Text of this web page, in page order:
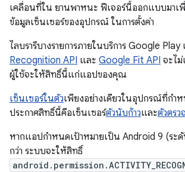
เคลื่อนที่ใน ยานพาหนะ ฟีเจอร์นี้ออกแบบมาเ
ข้อมูลเซ็นเซอร์ของอุปกรณ์ ในการตั้งค่า
ไลบรารีบางรายการภายในบริการ Google Play
Recognition API และ Google Fit API จะไ
ผู้ใช้จะให้สิทธิ์นี้แก่แอปของคุณ
เซ็นเซอร์ในตัวเพียงอย่างเดียวในอุปกรณ์ที่กำ
ประกาศสิทธิ์นี้คือเซ็นเซอร์ตัวนับก้าวและตัวตรว
หากแอปกำหนดเป้าหมายเป็น Android 9 (ระดั
กว่า ระบบจะให้สิทธิ์